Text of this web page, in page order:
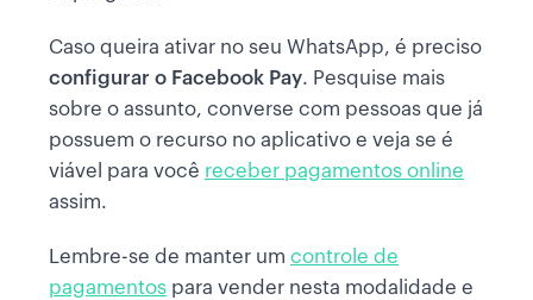
Caso queira ativar no seu WhatsApp, é preciso
configurar o Facebook Pay. Pesquise mais
sobre o assunto, converse com pessoas que já
possuem o recurso no aplicativo e veja se é
viável para você receber pagamentos online
assim.
Lembre-se de manter um controle de
pagamentos para vender nesta modalidade e